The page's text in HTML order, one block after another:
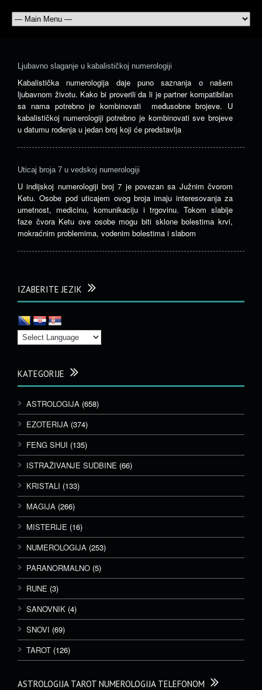
Ljubavno slaganje u kabalističkoj numerologiji
Kabalistička numerologija daje puno saznanja o našem
ljubavnom životu. Kako bi proverili da li je partner kompatibilan
sa nama potrebno je kombinovati međusobne brojeve. U
kabalističkoj numerologiji potrebno je kombinovati sve brojeve
u datumu rođenja u jedan broj koji će predstavlja
Uticaj broja 7 u vedskoj numerologiji
U indijskoj numerologiji broj 7 je povezan sa Južnim čvorom
Ketu. Osobe pod uticajem ovog broja imaju interesovanja za
umetnost, medicinu, komunikaciju i trgovinu. Tokom slabije
faze čvora Ketu ove osobe mogu biti sklone bolestima krvi,
mokraćnim problemima, vodenim bolestima i slabom
IZABERITE JEZIK
KATEGORIJE
ASTROLOGIJA (658)
EZOTERIJA (374)
FENG SHUI (135)
ISTRAŽIVANJE SUDBINE (66)
KRISTALI (133)
MAGIJA (266)
MISTERIJE (16)
NUMEROLOGIJA (253)
PARANORMALNO (5)
RUNE (3)
SANOVNIK (4)
SNOVI (69)
TAROT (126)
ASTROLOGIJA TAROT NUMEROLOGIJA TELEFONOM